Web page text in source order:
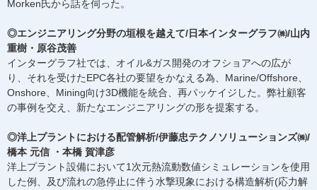
Morken氏から話を伺った。
◎エンジニアリング分野の垣根を越えて/日本インターグラフ㈱/山内
重樹・原谷茂善
インターグラフ社では、オイル&ガス開発のオフショアへの広が
り、それを受けたEPC各社の要望をかなえる為、Marine/Offshore、
Onshore、Mining向け3D機能を統合、再パッケイジした。弊社顧客
の事例を交え、新たなエンジニアリングの形を提案する。
◎洋上プラントにおける配管解析/伊藤忠テクノソリューションズ㈱/
橋本 元信 ・本橋 賀津彦
洋上プラント設備において1次元熱流動数値シミュレーションを使用
した例、及び流れの急停止に伴う水撃現象における構造解析(応力解